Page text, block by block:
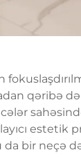
qəribə
estetik
bir neçə